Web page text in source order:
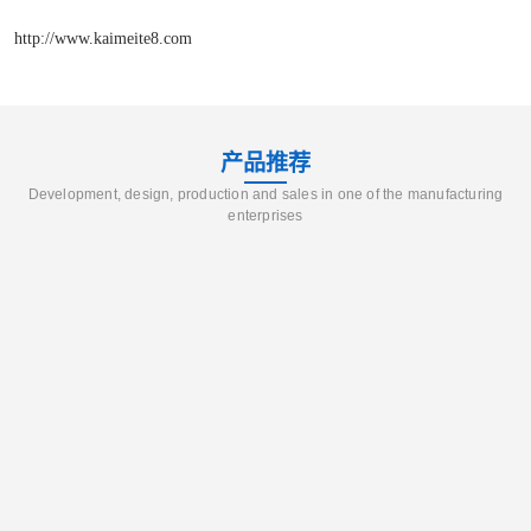
http://www.kaimeite8.com
产品推荐
Development, design, production and sales in one of the manufacturing
enterprises